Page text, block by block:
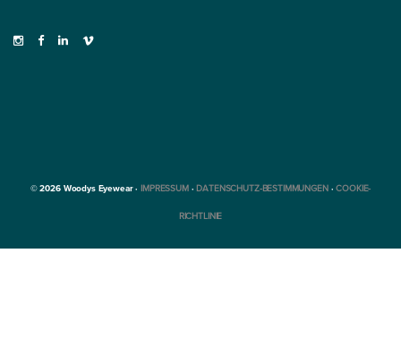
© 2026 Woodys Eyewear ·IMPRESSUM ·DATENSCHUTZ-BESTIMMUNGEN·COOKIE-
RICHTLINIE